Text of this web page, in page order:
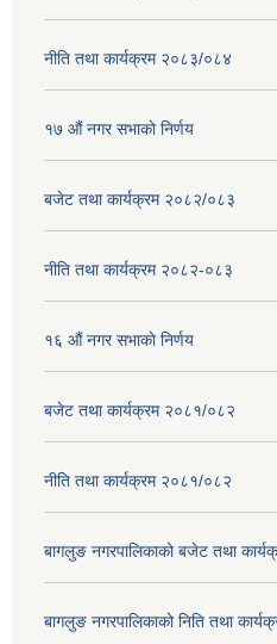
नीति तथा कार्यक्रम २०८३/०८४
१७ ‌‍औं नगर सभाकाे निर्णय
बजेट तथा कार्यक्रम २०८२/०८३
नीति तथा कार्यक्रम २०८२-०८३
१६ ‌औं नगर सभाकाे निर्णय
बजेट तथा कार्यक्रम २०८१/०८२
नीति तथा कार्यक्रम २०८१/०८२
बागलुङ नगरपालिकाको बजेट तथा
बागलुङ नगरपालिकाको निति तथा